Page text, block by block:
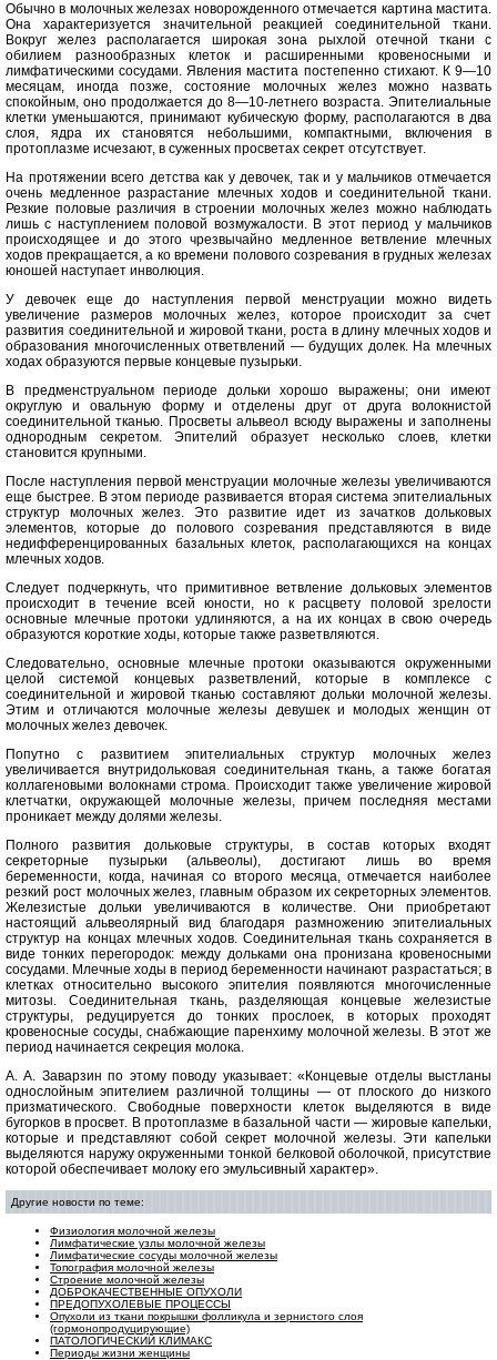
Обычно в молочных железах новорожденного отмечается картина мастита.
Она характеризуется значительной реакцией соединительной ткани.
Вокруг желез располагается широкая зона рыхлой отечной ткани с
обилием разнообразных клеток и расширенными кровеносными и
лимфатическими сосудами. Явления мастита постепенно стихают. К 9—10
месяцам, иногда позже, состояние молочных желез можно назвать
спокойным, оно продолжается до 8—10-летнего возраста. Эпителиальные
клетки уменьшаются, принимают кубическую форму, располагаются в два
слоя, ядра их становятся небольшими, компактными, включения в
протоплазме исчезают, в суженных просветах секрет отсутствует.
На протяжении всего детства как у девочек, так и у мальчиков отмечается
очень медленное разрастание млечных ходов и соединительной ткани.
Резкие половые различия в строении молочных желез можно наблюдать
лишь с наступлением половой возмужалости. В этот период у мальчиков
происходящее и до этого чрезвычайно медленное ветвление млечных
ходов прекращается, а ко времени полового созревания в грудных железах
юношей наступает инволюция.
У девочек еще до наступления первой менструации можно видеть
увеличение размеров молочных желез, которое происходит за счет
развития соединительной и жировой ткани, роста в длину млечных ходов и
образования многочисленных ответвлений — будущих долек. На млечных
ходах образуются первые концевые пузырьки.
В предменструальном периоде дольки хорошо выражены; они имеют
округлую и овальную форму и отделены друг от друга волокнистой
соединительной тканью. Просветы альвеол всюду выражены и заполнены
однородным секретом. Эпителий образует несколько слоев, клетки
становится крупными.
После наступления первой менструации молочные железы увеличиваются
еще быстрее. В этом периоде развивается вторая система эпителиальных
структур молочных желез. Это развитие идет из зачатков дольковых
элементов, которые до полового созревания представляются в виде
недифференцированных базальных клеток, располагающихся на концах
млечных ходов.
Следует подчеркнуть, что примитивное ветвление дольковых элементов
происходит в течение всей юности, но к расцвету половой зрелости
основные млечные протоки удлиняются, а на их концах в свою очередь
образуются короткие ходы, которые также разветвляются.
Следовательно, основные млечные протоки оказываются окруженными
целой системой концевых разветвлений, которые в комплексе с
соединительной и жировой тканью составляют дольки молочной железы.
Этим и отличаются молочные железы девушек и молодых женщин от
молочных желез девочек.
Попутно с развитием эпителиальных структур молочных желез
увеличивается внутридольковая соединительная ткань, а также богатая
коллагеновыми волокнами строма. Происходит также увеличение жировой
клетчатки, окружающей молочные железы, причем последняя местами
проникает между долями железы.
Полного развития дольковые структуры, в состав которых входят
секреторные пузырьки (альвеолы), достигают лишь во время
беременности, когда, начиная со второго месяца, отмечается наиболее
резкий рост молочных желез, главным образом их секреторных элементов.
Железистые дольки увеличиваются в количестве. Они приобретают
настоящий альвеолярный вид благодаря размножению эпителиальных
структур на концах млечных ходов. Соединительная ткань сохраняется в
виде тонких перегородок: между дольками она пронизана кровеносными
сосудами. Млечные ходы в период беременности начинают разрастаться; в
клетках относительно высокого эпителия появляются многочисленные
митозы. Соединительная ткань, разделяющая концевые железистые
структуры, редуцируется до тонких прослоек, в которых проходят
кровеносные сосуды, снабжающие паренхиму молочной железы. В этот же
период начинается секреция молока.
А. А. Заварзин по этому поводу указывает: «Концевые отделы выстланы
однослойным эпителием различной толщины — от плоского до низкого
призматического. Свободные поверхности клеток выделяются в виде
бугорков в просвет. В протоплазме в базальной части — жировые капельки,
которые и представляют собой секрет молочной железы. Эти капельки
выделяются наружу окруженными тонкой белковой оболочкой, присутствие
которой обеспечивает молоку его эмульсивный характер».
Другие новости по теме:
Физиология молочной железы
Лимфатические узлы молочной железы
Лимфатические сосуды молочной железы
Топография молочной железы
Строение молочной железы
ДОБРОКАЧЕСТВЕННЫЕ ОПУХОЛИ
ПРЕДОПУХОЛЕВЫЕ ПРОЦЕССЫ
Опухоли из ткани покрышки фолликула и зернистого слоя
(гормонопродуцирующие)
ПАТОЛОГИЧЕСКИЙ КЛИМАКС
Периоды жизни женщины